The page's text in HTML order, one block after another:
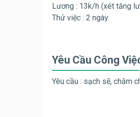
Lương : 13k/h (xét tăng
Thử việc : 2 ngày.
Yêu Cầu Công
Yêu cầu : sạch sẽ, chăm